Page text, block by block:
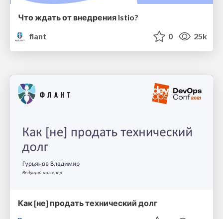
Что ждать от внедрения Istio?
flant
0 25k
Как [не] продать технический долг